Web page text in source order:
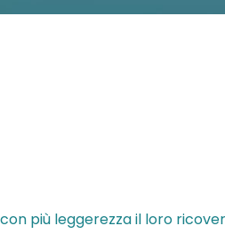
più leggerezza il loro